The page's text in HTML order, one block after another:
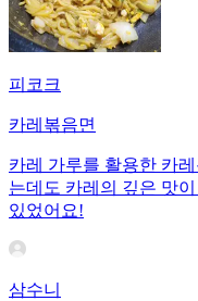
피코크
카레볶음면
카레 가루를 활용한 카
는데도 카레의 깊은 맛
있었어요!
삼수니